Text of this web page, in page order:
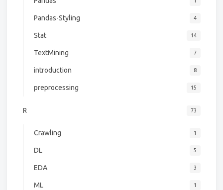
Pandas-Styling 4
Stat 14
TextMining 7
introduction 8
preprocessing 15
R 73
Crawling 1
DL 5
EDA 3
ML 1